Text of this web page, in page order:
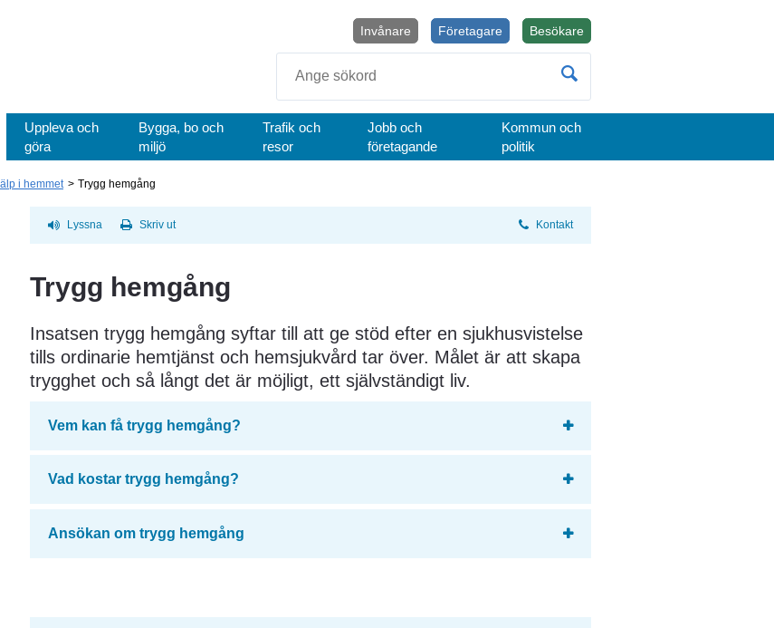
BesökareÖppnas i nytt fönster.
Företagare
Invånare
Uppleva och
göra
Bygga, bo och
miljö
Trafik och
resor
Jobb och
företagande
Kommun och
politik
i hemmet Trygg hemgång
Lyssna Skriv ut Kontakt
Trygg hemgång
Insatsen trygg hemgång syftar till att ge stöd efter en sjukhusvistelse
tills ordinarie hemtjänst och hemsjukvård tar över. Målet är att skapa
trygghet och så långt det är möjligt, ett självständigt liv.
Vem kan få trygg hemgång?
Vad kostar trygg hemgång?
Ansökan om trygg hemgång
öppnas i nytt fönster.